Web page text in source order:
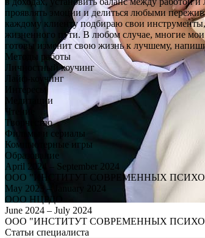
проявлять эмоции и делиться любыми
каждому клиенту подбираю свои
жизненного пути. В любом случае, многие мои
готовы изменит свою жизнь к лучшему,
Методы работы
Личностный коучинг
Лайф-коучинг
Интересы
Медитации
Чтение
Творчество
Фильмы и сериалы
Компьютерные игры
Образование
April 2024 – September 2024
ООО "ИНСТИТУТ СОВРЕМЕННЫХ
May 2023 – January 2024
ООО НЦРДО
June 2024 – July 2024
ООО "ИНСТИТУТ СОВРЕМЕННЫХ
Статьи специалиста